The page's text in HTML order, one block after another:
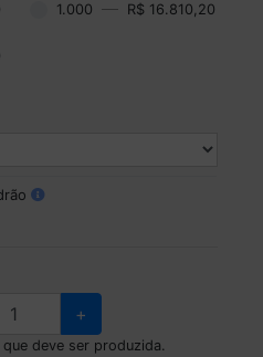
1.000 R$ 16.810,20
+
deve ser produzida.